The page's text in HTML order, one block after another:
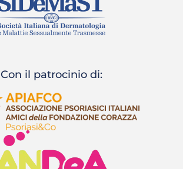
Con il patrocinio di: